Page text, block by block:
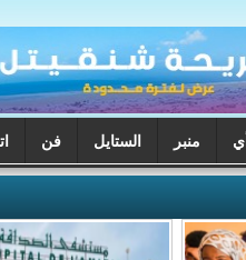
منبر الستايل فن